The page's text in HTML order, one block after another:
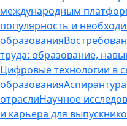
международным
популярность и
образования
труда: образование,
Цифровые технологии в
образования
отраслиНаучное
и карьера для